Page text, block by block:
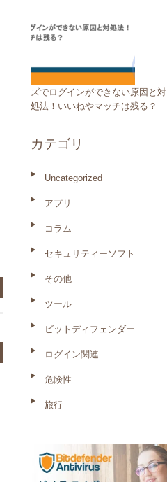
ズでログインができない原因と対
処法！いいねやマッチは残る？
カテゴリ
Uncategorized
アプリ
コラム
セキュリティーソフト
その他
ツール
ビットディフェンダー
ログイン関連
危険性
旅行